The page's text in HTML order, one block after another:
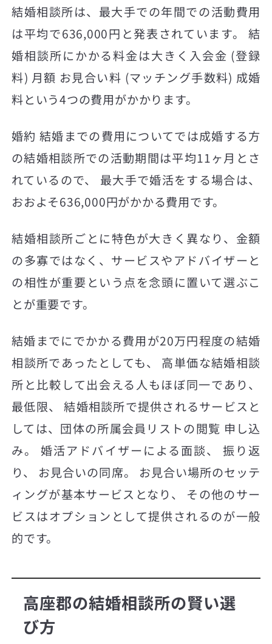
結婚相談所は、最大手での年間での活動費用
は平均で636,000円と発表されています。 結
婚相談所にかかる料金は大きく入会金 (登録
料) 月額 お見合い料 (マッチング手数料) 成婚
料という4つの費用がかかります。
婚約 結婚までの費用についてでは成婚する方
の結婚相談所での活動期間は平均11ヶ月とさ
れているので、 最大手で婚活をする場合は、
おおよそ636,000円がかかる費用です。
結婚相談所ごとに特色が大きく異なり、金額
の多寡ではなく、サービスやアドバイザーと
の相性が重要という点を念頭に置いて選ぶこ
とが重要です。
結婚までにでかかる費用が20万円程度の結婚
相談所であったとしても、 高単価な結婚相談
所と比較して出会える人もほぼ同一であり、
最低限、 結婚相談所で提供されるサービスと
しては、団体の所属会員リストの閲覧 申し込
み。 婚活アドバイザーによる面談、 振り返
り、 お見合いの同席。 お見合い場所のセッテ
ィングが基本サービスとなり、 その他のサー
ビスはオプションとして提供されるのが一般
的です。
高座郡の結婚相談所の賢い選
び方